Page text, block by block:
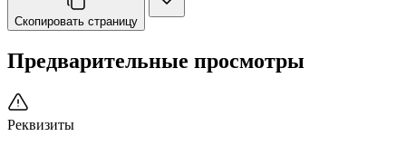
Скопировать страницу
Предварительные просмотры
Реквизиты